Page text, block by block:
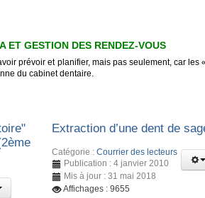
ET GESTION DES RENDEZ-VOUS
prévoir et planifier, mais pas seulement, car les
du cabinet dentaire.
Extraction d’une dent de
Catégorie :Courrier des lecteurs
Publication : 4 janvier 2010
Mis à jour : 31 mai 2018
Affichages : 9655